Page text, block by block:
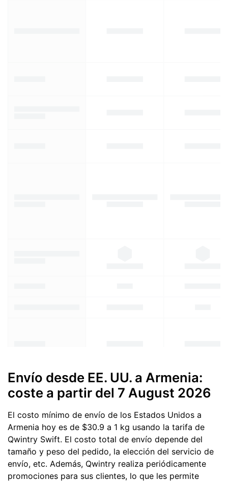
Envío desde EE. UU. a Armenia:
coste a partir del 7 August 2026
El costo mínimo de envío de los Estados Unidos a
Armenia hoy es de $30.9 a 1 kg usando la tarifa de
Qwintry Swift. El costo total de envío depende del
tamaño y peso del pedido, la elección del servicio de
envío, etc. Además, Qwintry realiza periódicamente
promociones para sus clientes, lo que les permite